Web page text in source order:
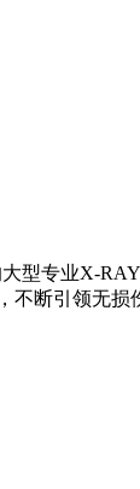
型专业X-
不断引领无损